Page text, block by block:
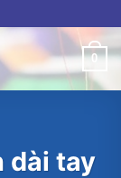
0
dài tay